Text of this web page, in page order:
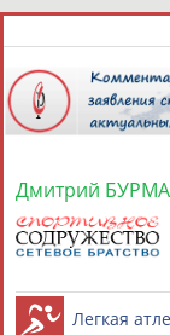
СПОРТСМЕНЫ,
Дмитрий